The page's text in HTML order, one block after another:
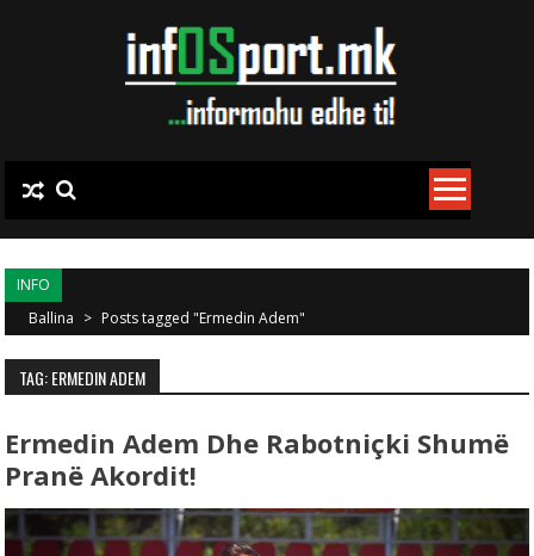
INFO
Ballina > Posts tagged "Ermedin Adem"
TAG: ERMEDIN ADEM
Ermedin Adem Dhe Rabotniçki Shumë
Pranë Akordit!